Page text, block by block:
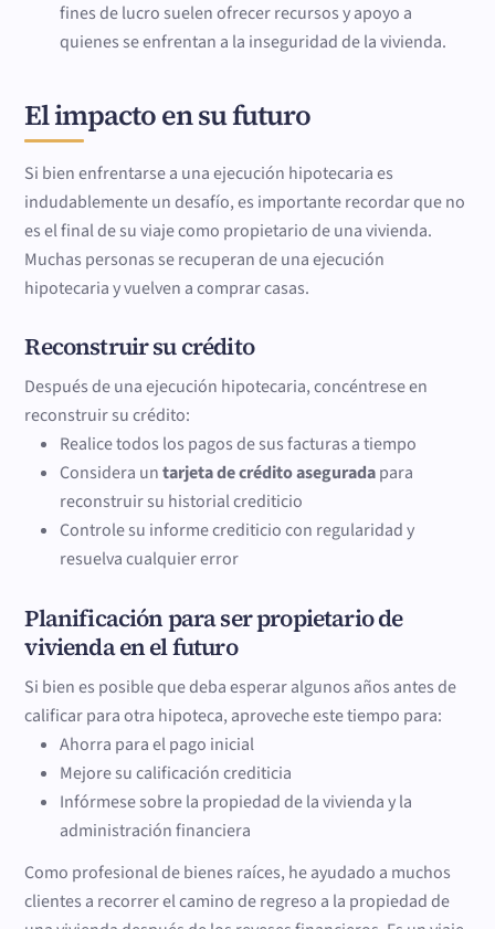
fines de lucro suelen ofrecer recursos y apoyo a
quienes se enfrentan a la inseguridad de la vivienda.
El impacto en su futuro
Si bien enfrentarse a una ejecución hipotecaria es
indudablemente un desafío, es importante recordar que no
es el final de su viaje como propietario de una vivienda.
Muchas personas se recuperan de una ejecución
hipotecaria y vuelven a comprar casas.
Reconstruir su crédito
Después de una ejecución hipotecaria, concéntrese en
reconstruir su crédito:
Realice todos los pagos de sus facturas a tiempo
Considera untarjeta de crédito aseguradapara
reconstruir su historial crediticio
Controle su informe crediticio con regularidad y
resuelva cualquier error
Planificación para ser propietario de
vivienda en el futuro
Si bien es posible que deba esperar algunos años antes de
calificar para otra hipoteca, aproveche este tiempo para:
Ahorra para el pago inicial
Mejore su calificación crediticia
Infórmese sobre la propiedad de la vivienda y la
administración financiera
Como profesional de bienes raíces, he ayudado a muchos
clientes a recorrer el camino de regreso a la propiedad de